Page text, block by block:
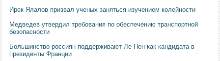
Ирек Ялалов призвал ученых заняться изучением колейности
Медведев утвердил требования по обеспечению транспортной
безопасности
Большинство россиян поддерживают Ле Пен как кандидата в
президенты Франции